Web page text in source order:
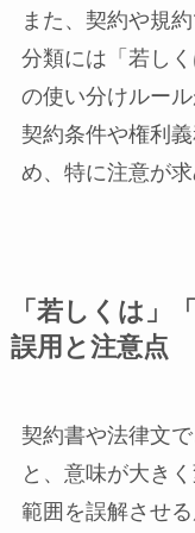
また、契約や規
分類には「若し
の使い分けルー
契約条件や権利
め、特に注意が求
「若しくは」
誤用と注意点
契約書や法律文
と、意味が大き
範囲を誤解させ